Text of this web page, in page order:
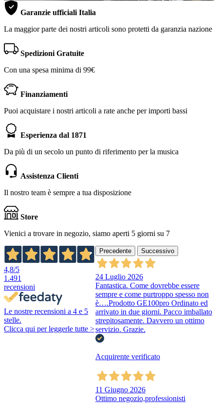
Garanzie ufficiali Italia
La maggior parte dei nostri articoli sono protetti da garanzia nazione
Spedizioni Gratuite
Con una spesa minima di 99€
Finanziamenti
Puoi acquistare i nostri articoli a rate anche per importi bassi
Esperienza dal 1871
Da più di un secolo un punto di riferimento per la musica
Assistenza Clienti
Il nostro team è sempre a tua disposizione
Store
Vienici a trovare in negozio, siamo aperti 5 giorni su 7
4,8/5
1.491
recensioni
Le nostre recensioni a 4 e 5
stelle.
Clicca qui per leggerle tutte >
Precedente Successivo
24 Luglio 2026
Fantastica. Come dovrebbe essere
sempre e come purtroppo spesso non
è….Prodotto GE100pro Ordinato ed
arrivato in due giorni. Pacco imballato
strepitosamente. Davvero un ottimo
servizio. Grazie.
Acquirente verificato
11 Giugno 2026
Ottimo negozio,professionisti